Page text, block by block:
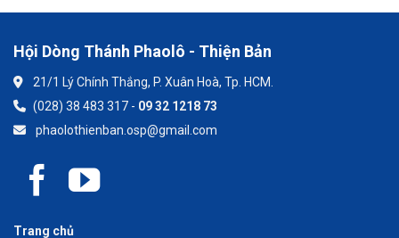
Hội Dòng Thánh Phaolô - Thiện Bản
21/1 Lý Chính Thắng, P. Xuân Hoà, Tp. HCM.
(028) 38 483 317 - 09 32 1218 73
phaolothienban.osp@gmail.com
Trang chủ